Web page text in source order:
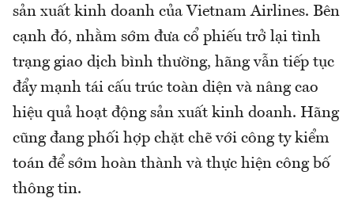
sản xuất kinh doanh của Vietnam Airlines. Bên
cạnh đó, nhằm sớm đưa cổ phiếu trở lại tình
trạng giao dịch bình thường, hãng vẫn tiếp tục
đẩy mạnh tái cấu trúc toàn diện và nâng cao
hiệu quả hoạt động sản xuất kinh doanh. Hãng
cũng đang phối hợp chặt chẽ với công ty kiểm
toán để sớm hoàn thành và thực hiện công bố
thông tin.